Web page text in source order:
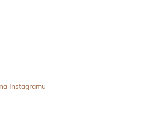
Instagramu